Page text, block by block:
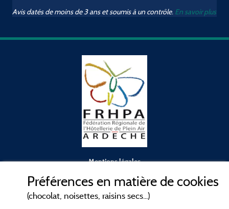
Avis datés de moins de 3 ans et soumis à un contrôle. En savoir plus
Mentions légales
Préférences en matière de cookies
(chocolat, noisettes, raisins secs...)